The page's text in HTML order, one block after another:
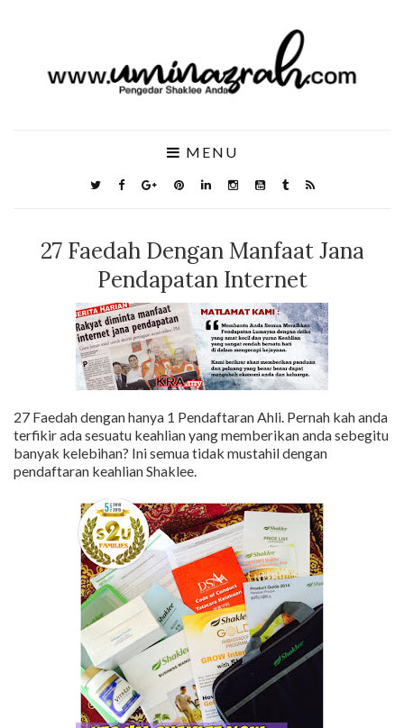
MENU
27 Faedah Dengan Manfaat Jana
Pendapatan Internet
27 Faedah dengan hanya 1 Pendaftaran Ahli. Pernah kah anda
terfikir ada sesuatu keahlian yang memberikan anda sebegitu
banyak kelebihan? Ini semua tidak mustahil dengan
pendaftaran keahlian Shaklee.